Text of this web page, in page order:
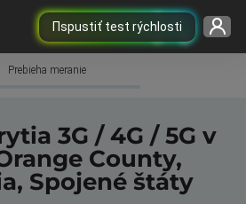
Пspustiť test rýchlosti
Prebieha meranie
3G / 4G / 5G v
County,
Spojené štáty